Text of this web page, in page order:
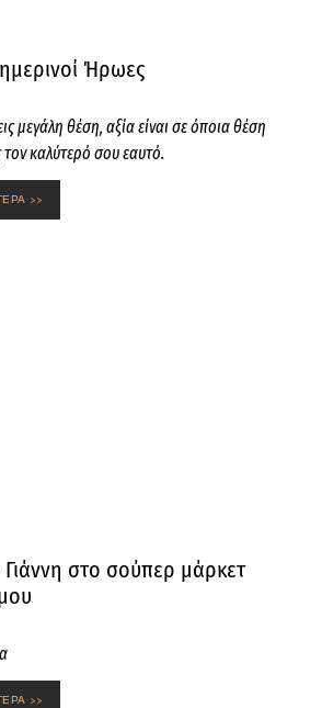
Ήρωες
μεγάλη θέση, αξία είναι σε όποια θέση
τον καλύτερό σου εαυτό.
>>
στο σούπερ μάρκετ
>>